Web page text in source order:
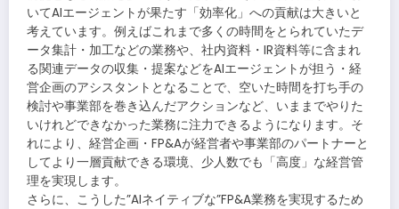
いてAIエージェントが果たす「効率化」への貢献は大きいと
考えています。例えばこれまで多くの時間をとられていたデ
ータ集計・加工などの業務や、社内資料・IR資料等に含まれ
る関連データの収集・提案などをAIエージェントが担う・経
営企画のアシスタントとなることで、空いた時間を打ち手の
検討や事業部を巻き込んだアクションなど、いままでやりた
いけれどできなかった業務に注力できるようになります。そ
れにより、経営企画・FP&Aが経営者や事業部のパートナーと
してより一層貢献できる環境、少人数でも「高度」な経営管
理を実現します。
さらに、こうした”AIネイティブな”FP&A業務を実現するため